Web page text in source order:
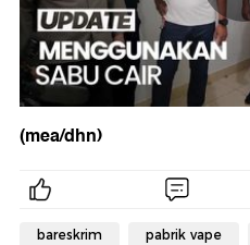
(mea/dhn)
bareskrim pabrik vape